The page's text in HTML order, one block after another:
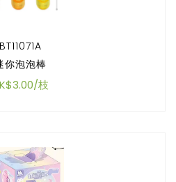
BT11071A
你泡泡棒
枝